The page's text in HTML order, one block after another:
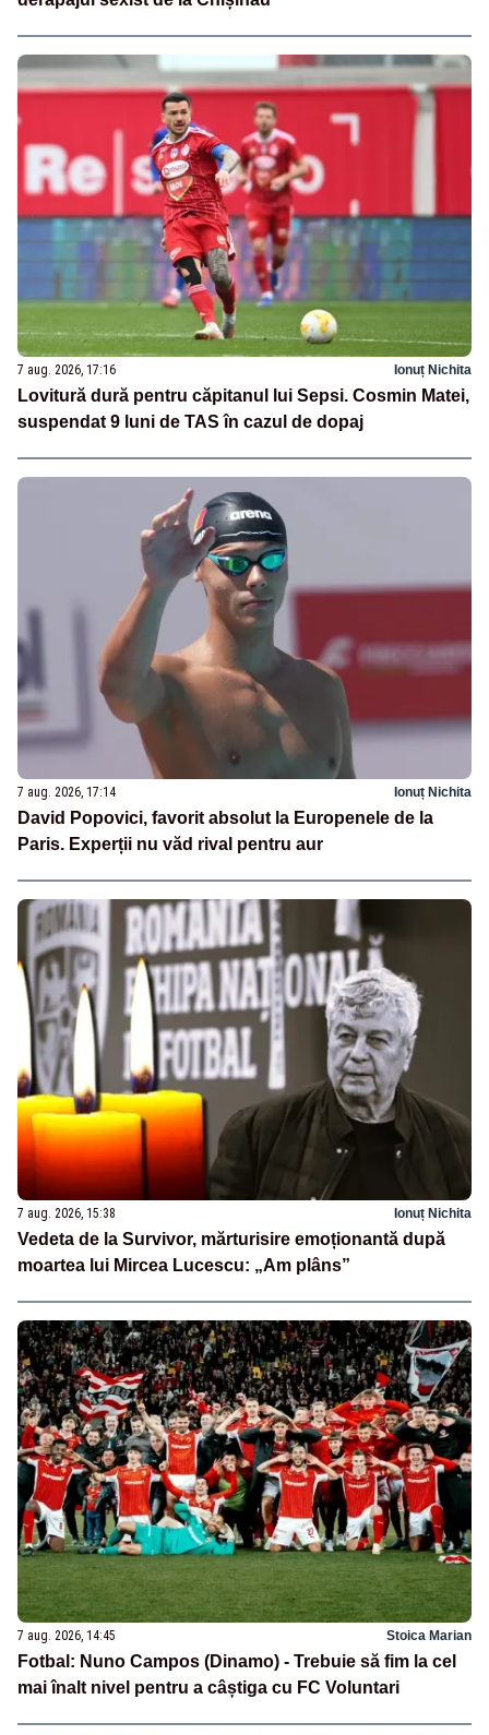
7 aug. 2026, 17:16 Ionuț Nichita
Lovitură dură pentru căpitanul lui Sepsi. Cosmin Matei,
suspendat 9 luni de TAS în cazul de dopaj
7 aug. 2026, 17:14 Ionuț Nichita
David Popovici, favorit absolut la Europenele de la
Paris. Experții nu văd rival pentru aur
7 aug. 2026, 15:38 Ionuț Nichita
Vedeta de la Survivor, mărturisire emoționantă după
moartea lui Mircea Lucescu: „Am plâns”
7 aug. 2026, 14:45 Stoica Marian
Fotbal: Nuno Campos (Dinamo) - Trebuie să fim la cel
mai înalt nivel pentru a câștiga cu FC Voluntari